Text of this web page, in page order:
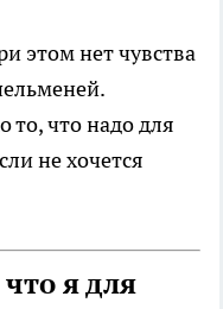
этом нет чувства
то, что надо для
не хочется
я для